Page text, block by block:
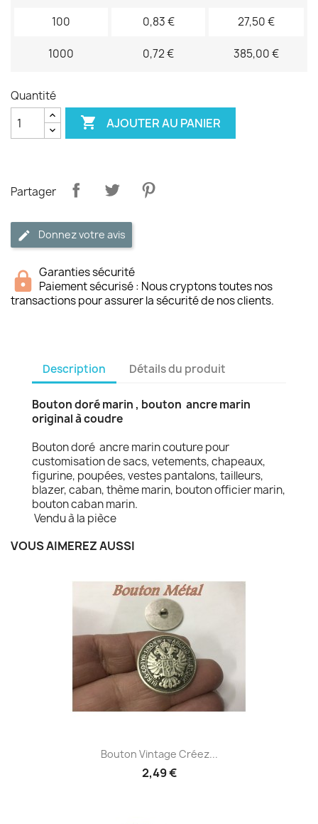
100 0,83 € 27,50 €
1000 0,72 € 385,00 €
Quantité
 AJOUTER AU PANIER
Partager
Donnez votre avis
Garanties sécurité
Paiement sécurisé : Nous cryptons toutes nos
transactions pour assurer la sécurité de nos clients.
Description Détails du produit
Bouton doré marin , bouton ancre marin
original à coudre
Bouton doré ancre marin couture pour
customisation de sacs, vetements, chapeaux,
figurine, poupées, vestes pantalons, tailleurs,
blazer, caban, thème marin, bouton officier marin,
bouton caban marin.
Vendu à la pièce
VOUS AIMEREZ AUSSI
Bouton Vintage Créez...
2,49 €